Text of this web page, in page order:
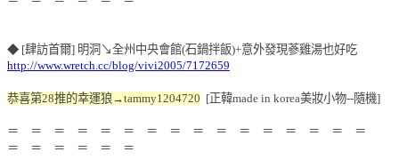
◆ [肆訪首爾] 明洞↘全州中央會館(石鍋拌飯)+意外發現蔘雞湯也好吃
http://www.wretch.cc/blog/vivi2005/7172659
恭喜第28推的幸運狼→tammy1204720 [正韓made in korea美妝小物--隨機]
＝ ＝ ＝ ＝ ＝ ＝ ＝ ＝ ＝ ＝ ＝ ＝ ＝ ＝ ＝ ＝
＝ ＝ ＝ ＝ ＝ ＝